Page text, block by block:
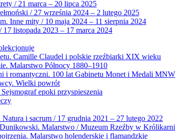
/ 21 marca – 20 lipca 2025
/ 27 września 2024 – 2 lutego 2025
Inne mity / 10 maja 2024 – 11 sierpnia 2024
17 listopada 2023 – 17 marca 2024
Camille Claudel i polskie rzeźbiarki XIX wieku
Malarstwo Północy 1880–1910
i romantyczni. 100 lat Gabinetu Monet i Medali MNW
Wielki powrót
epoki przyspieszenia
Natura i sacrum / 17 grudnia 2021 – 27 lutego 2022
Malarstwo / Muzeum Rzeźby w Królikarni
Malarstwo holenderskie i flamandzkie